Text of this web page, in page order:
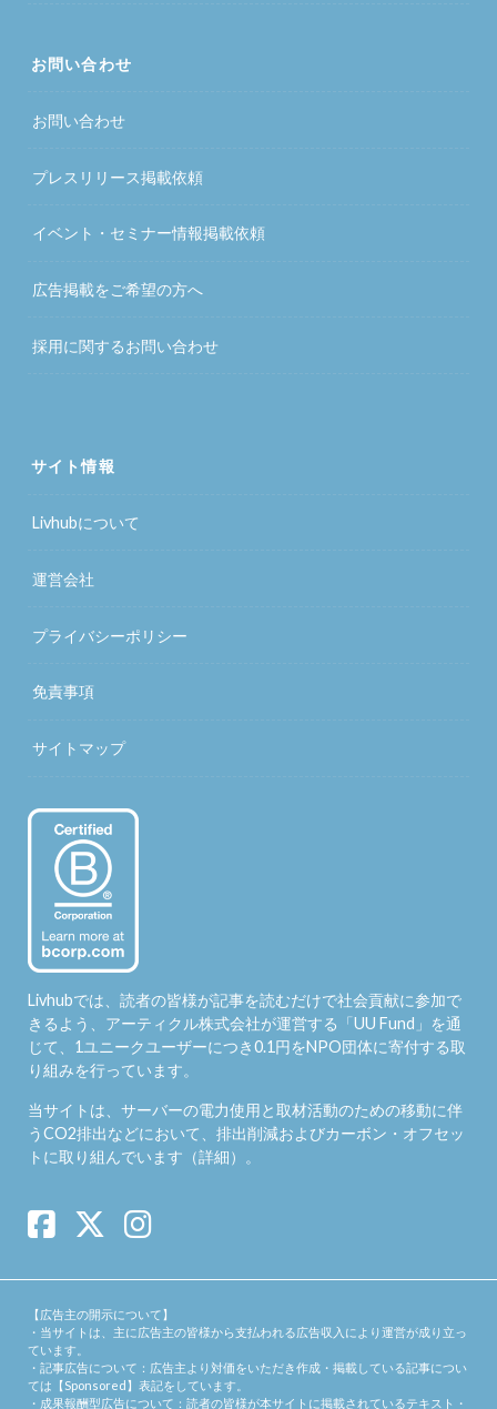
お問い合わせ
お問い合わせ
プレスリリース掲載依頼
イベント・セミナー情報掲載依頼
広告掲載をご希望の方へ
採用に関するお問い合わせ
サイト情報
Livhubについて
運営会社
プライバシーポリシー
免責事項
サイトマップ
Livhubでは、読者の皆様が記事を読むだけで社会貢献に参加で
きるよう、アーティクル株式会社が運営する「 UU Fund 」を通
じて、1ユニークユーザーにつき0.1円をNPO団体に寄付する取
り組みを行っています。
当サイトは、サーバーの電力使用と取材活動のための移動に伴
うCO2排出などにおいて、排出削減およびカーボン・オフセッ
トに取り組んでいます（詳細）。
【広告主の開示について】
・当サイトは、主に広告主の皆様から支払われる広告収入により運営が成り立っ
ています。
・記事広告について：広告主より対価をいただき作成・掲載している記事につい
ては【Sponsored】表記をしています。
・成果報酬型広告について：読者の皆様が本サイトに掲載されているテキスト・